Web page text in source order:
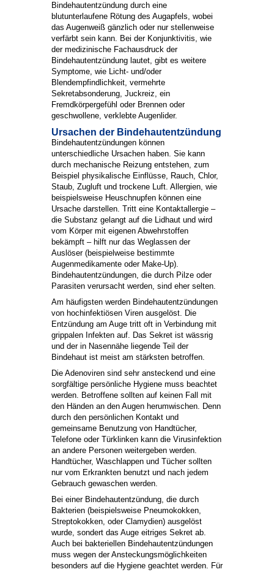
Bindehautentzündung durch eine
blutunterlaufene Rötung des Augapfels, wobei
das Augenweiß gänzlich oder nur stellenweise
verfärbt sein kann. Bei der Konjunktivitis, wie
der medizinische Fachausdruck der
Bindehautentzündung lautet, gibt es weitere
Symptome, wie Licht- und/oder
Blendempfindlichkeit, vermehrte
Sekretabsonderung, Juckreiz, ein
Fremdkörpergefühl oder Brennen oder
geschwollene, verklebte Augenlider.
Ursachen der Bindehautentzündung
Bindehautentzündungen können
unterschiedliche Ursachen haben. Sie kann
durch mechanische Reizung entstehen, zum
Beispiel physikalische Einflüsse, Rauch, Chlor,
Staub, Zugluft und trockene Luft. Allergien, wie
beispielsweise Heuschnupfen können eine
Ursache darstellen. Tritt eine Kontaktallergie –
die Substanz gelangt auf die Lidhaut und wird
vom Körper mit eigenen Abwehrstoffen
bekämpft – hilft nur das Weglassen der
Auslöser (beispielweise bestimmte
Augenmedikamente oder Make-Up).
Bindehautentzündungen, die durch Pilze oder
Parasiten verursacht werden, sind eher selten.
Am häufigsten werden Bindehautentzündungen
von hochinfektiösen Viren ausgelöst. Die
Entzündung am Auge tritt oft in Verbindung mit
grippalen Infekten auf. Das Sekret ist wässrig
und der in Nasennähe liegende Teil der
Bindehaut ist meist am stärksten betroffen.
Die Adenoviren sind sehr ansteckend und eine
sorgfältige persönliche Hygiene muss beachtet
werden. Betroffene sollten auf keinen Fall mit
den Händen an den Augen herumwischen. Denn
durch den persönlichen Kontakt und
gemeinsame Benutzung von Handtücher,
Telefone oder Türklinken kann die Virusinfektion
an andere Personen weitergeben werden.
Handtücher, Waschlappen und Tücher sollten
nur vom Erkrankten benutzt und nach jedem
Gebrauch gewaschen werden.
Bei einer Bindehautentzündung, die durch
Bakterien (beispielsweise Pneumokokken,
Streptokokken, oder Clamydien) ausgelöst
wurde, sondert das Auge eitriges Sekret ab.
Auch bei bakteriellen Bindehautentzündungen
muss wegen der Ansteckungsmöglichkeiten
besonders auf die Hygiene geachtet werden. Für